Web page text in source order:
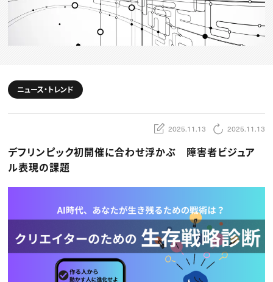
クリエイター求人を探す
CREATIVE JOB求人検索
スキルアップしたい！
デザイン
編集・ライティング
マーケティング
ディレクション
業界解説・キャリア事情
お役立ち基礎知識
TOP Creator’s コラム
Webクリエイター
アプリクリエイター
ゲームクリエイター
映像クリエイター
マーケッター
C＆R Magazine
セミナー
映像
広告
出版
CREATIVE VILLAGEからのお知らせ
ニュース・トレンド
2025.11.13 2025.11.13
デフリンピック初開催に合わせ浮かぶ 障害者ビジュア
ル表現の課題